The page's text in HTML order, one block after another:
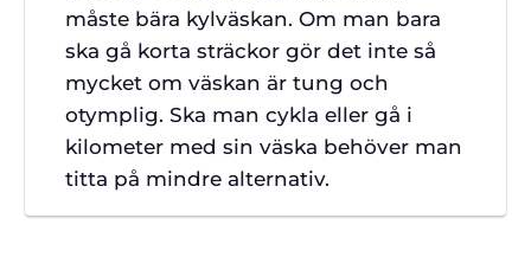
måste bära kylväskan. Om man bara
ska gå korta sträckor gör det inte så
mycket om väskan är tung och
otymplig. Ska man cykla eller gå i
kilometer med sin väska behöver man
titta på mindre alternativ.